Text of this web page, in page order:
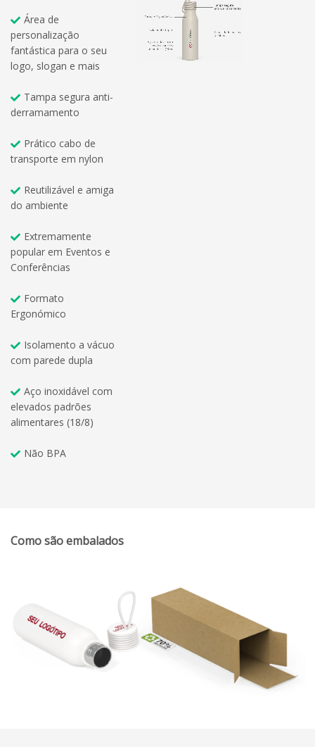
Área de
personalização
fantástica para o seu
logo, slogan e mais
Tampa segura anti-
derramamento
Prático cabo de
transporte em nylon
Reutilizável e amiga
do ambiente
Extremamente
popular em Eventos e
Conferências
Formato
Ergonómico
Isolamento a vácuo
com parede dupla
Aço inoxidável com
elevados padrões
alimentares (18/8)
Não BPA
Como são embalados